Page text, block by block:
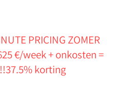
PRICING ZOMER
€/week + onkosten =
37.5% korting!!